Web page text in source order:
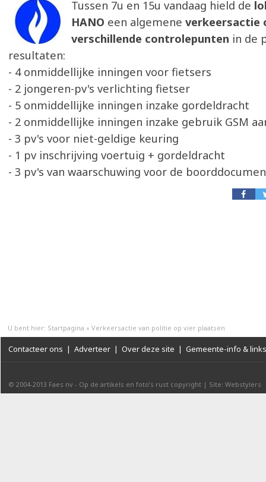
Tussen 7u en 15u vandaag hield de
HANO een algemene verkeersactie
verschillende controlepunten in de
resultaten:
- 4 onmiddellijke inningen voor fietsers
- 2 jongeren-pv's verlichting fietser
- 5 onmiddellijke inningen inzake gordeldracht
- 2 onmiddellijke inningen inzake gebruik GSM
- 3 pv's voor niet-geldige keuring
- 1 pv inschrijving voertuig + gordeldracht
- 3 pv's van waarschuwing voor de
U bent hier: Startpagina » Verkeersactie van politie op vier plaatsen
Contacteer ons | Adverteer | Over deze site | Gemeente-info & links
© 2004-2013 Faes nv - Op de artikels en foto’s rust copyright | Site: Webstylers